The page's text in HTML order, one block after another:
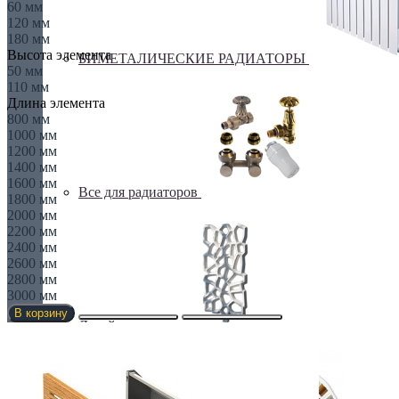
БИМЕТАЛИЧЕСКИЕ РАДИАТОРЫ
Все для радиаторов
Дизайнерские
60 мм
120 мм
180 мм
Высота элемента
50 мм
110 мм
Длина элемента
800 мм
1000 мм
1200 мм
1400 мм
1600 мм
1800 мм
2000 мм
2200 мм
2400 мм
2600 мм
2800 мм
3000 мм
В корзину